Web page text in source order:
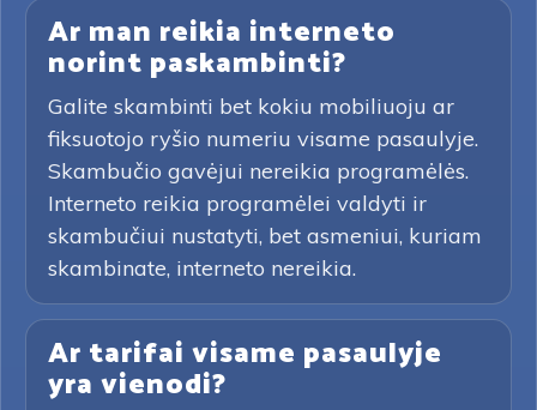
Ar man reikia interneto
norint paskambinti?
Galite skambinti bet kokiu mobiliuoju ar
fiksuotojo ryšio numeriu visame pasaulyje.
Skambučio gavėjui nereikia programėlės.
Interneto reikia programėlei valdyti ir
skambučiui nustatyti, bet asmeniui, kuriam
skambinate, interneto nereikia.
Ar tarifai visame pasaulyje
yra vienodi?